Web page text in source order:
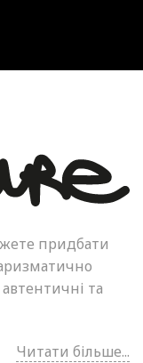
придбати
та
Читати більше...